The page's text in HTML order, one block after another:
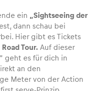
ein „Sightseeing der
dann schau bei
Hier gibt es Tickets
Tour. Auf dieser
geht es für dich in
an den
Meter von der Action